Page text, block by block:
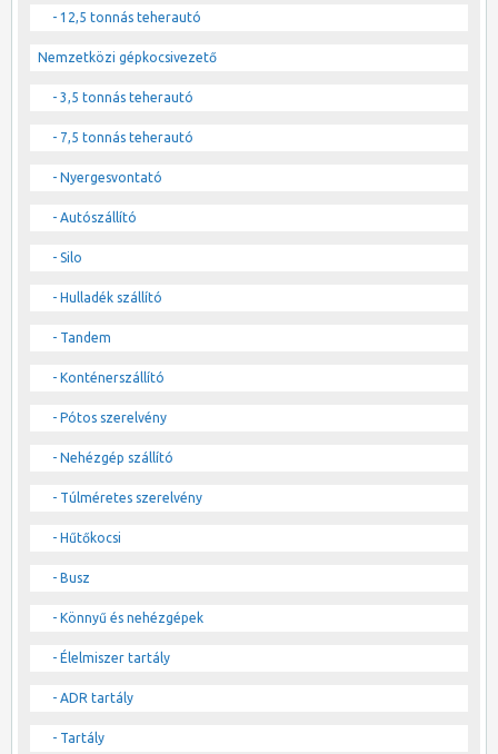
- 12,5 tonnás teherautó
Nemzetközi gépkocsivezető
- 3,5 tonnás teherautó
- 7,5 tonnás teherautó
- Nyergesvontató
- Autószállító
- Silo
- Hulladék szállító
- Tandem
- Konténerszállító
- Pótos szerelvény
- Nehézgép szállító
- Túlméretes szerelvény
- Hűtőkocsi
- Busz
- Könnyű és nehézgépek
- Élelmiszer tartály
- ADR tartály
- Tartály